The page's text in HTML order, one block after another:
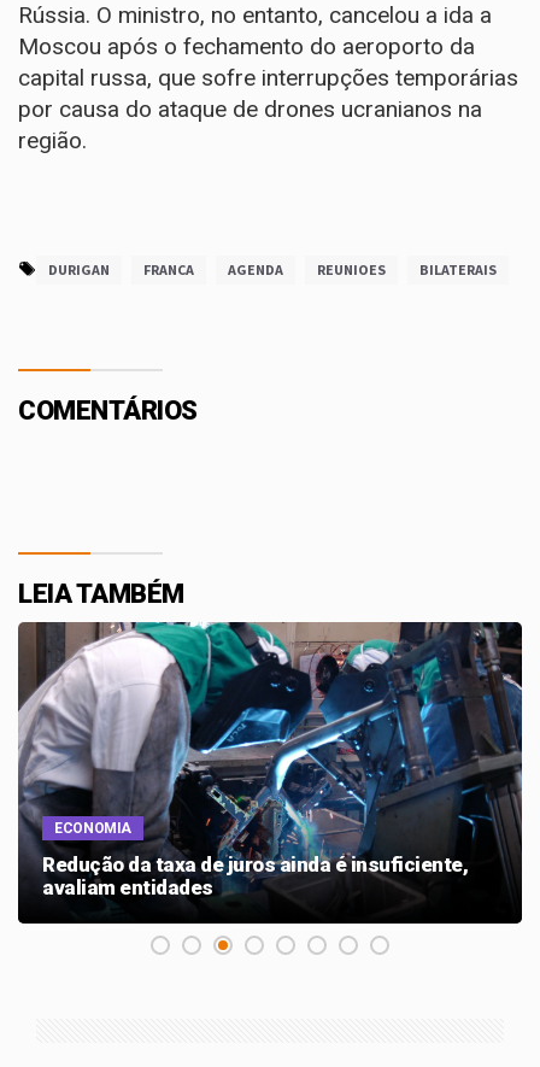
Rússia. O ministro, no entanto, cancelou a ida a
Moscou após o fechamento do aeroporto da
capital russa, que sofre interrupções temporárias
por causa do ataque de drones ucranianos na
região.
DURIGAN FRANCA AGENDA REUNIOES BILATERAIS
COMENTÁRIOS
LEIA TAMBÉM
ECONOMIA
Redução da taxa de juros ainda é insuficiente,
avaliam entidades